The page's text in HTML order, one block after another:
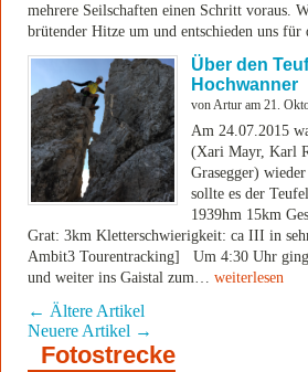
mehrere Seilschaften einen Schritt voraus.
brütender Hitze um und entschieden uns
Über den
Hochwanner
von Artur am 21.
Am 24.07.2015
(Xari Mayr, Karl
Grasegger)
sollte es der
1939hm 15km
Grat: 3km Kletterschwierigkeit: ca III in
Ambit3 Tourentracking] Um 4:30 Uhr ging
und weiter ins Gaistal zum…weiterlesen
← Ältere Artikel
Neuere Artikel →
Fotostrecke